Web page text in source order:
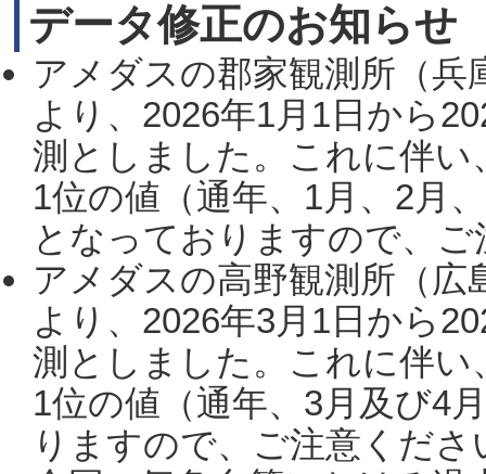
データ修正のお知らせ
アメダスの郡家観測所（
より、2026年1月1日から
測としました。これに伴い
1位の値（通年、1月、2月
となっておりますので、
アメダスの高野観測所（
より、2026年3月1日から
測としました。これに伴い
1位の値（通年、3月及び4
りますので、ご注意くだ